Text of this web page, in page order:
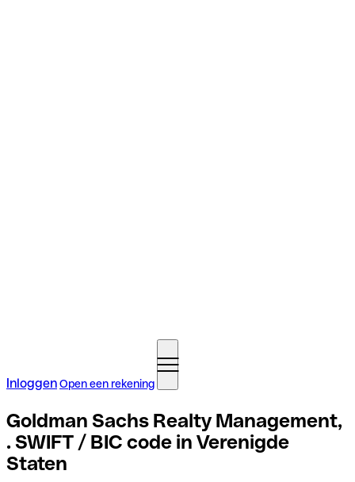
InloggenOpen een rekening
Goldman Sachs Realty Management,
. SWIFT / BIC code in Verenigde
Staten